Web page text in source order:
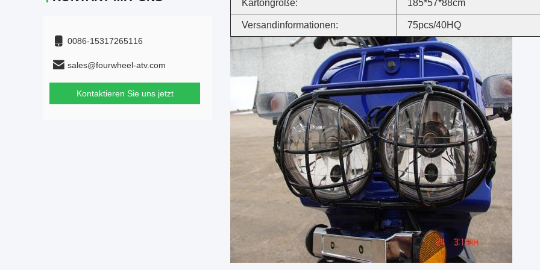
0086-15317265116
sales@fourwheel-atv.com
Kontaktieren Sie uns jetzt
Kartongröße: 185*57*88cm
Versandinformationen: 75pcs/40HQ